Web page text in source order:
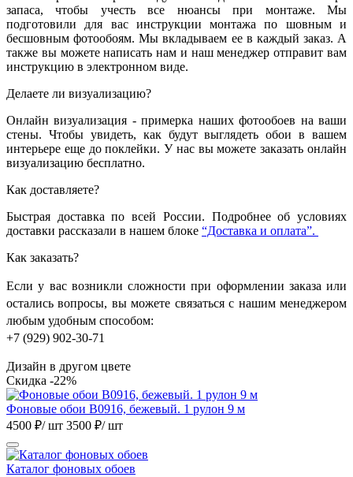
запаса, чтобы учесть все нюансы при монтаже. Мы
подготовили для вас инструкции монтажа по шовным и
бесшовным фотообоям. Мы вкладываем ее в каждый заказ. А
также вы можете написать нам и наш менеджер отправит вам
инструкцию в электронном виде.
Делаете ли визуализацию?
Онлайн визуализация - примерка наших фотообоев на ваши
стены. Чтобы увидеть, как будут выглядеть обои в вашем
интерьере еще до поклейки. У нас вы можете заказать онлайн
визуализацию бесплатно.
Как доставляете?
Быстрая доставка по всей России. Подробнее об условиях
доставки рассказали в нашем блоке “Доставка и оплата”.
Как заказать?
Если у вас возникли сложности при оформлении заказа или
остались вопросы, вы можете связаться с нашим менеджером
любым удобным способом:
+7 (929) 902-30-71
Дизайн в другом цвете
Скидка -22%
Фоновые обои B0916, бежевый. 1 рулон 9 м
4500 ₽/ шт 3500 ₽/ шт
Каталог фоновых обоев